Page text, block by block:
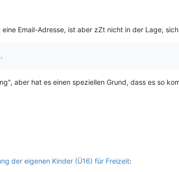
eine Email-Adresse, ist aber zZt nicht in der Lage,
aber hat es einen speziellen Grund, dass es so
der eigenen Kinder (Ü16) für Freizeit: